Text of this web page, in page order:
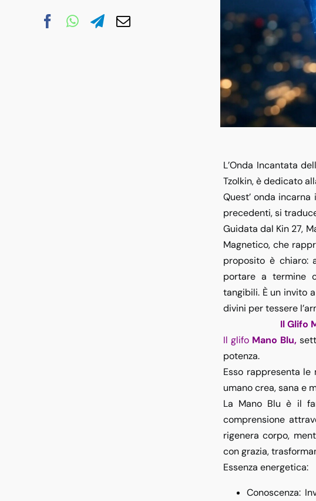
L’Onda Incantata
Tzolkin, è dedicato
Quest’ onda incarna
precedenti, si
Guidata dal Kin 27,
Magnetico, che
proposito è chiaro:
portare a termine
tangibili. È un invito
divini per tessere
Il Glifo
Il glifo Mano Blu,
potenza.
Esso rappresenta
umano crea, sana e
La Mano Blu è il
comprensione
rigenera corpo,
con grazia,
Essenza energetica:
Conoscenza: